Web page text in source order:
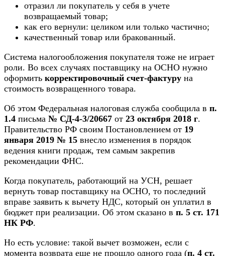
отразил ли покупатель у себя в учете
возвращаемый товар;
как его вернули: целиком или только частично;
качественный товар или бракованный.
Система налогообложения покупателя тоже не играет
роли. Во всех случаях поставщику на ОСНО нужно
оформить корректировочный счет-фактуру на
стоимость возвращенного товара.
Об этом Федеральная налоговая служба сообщила в п.
1.4 письма № СД-4-3/20667 от 23 октября 2018 г.
Правительство РФ своим Постановлением от 19
января 2019 № 15 внесло изменения в порядок
ведения книги продаж, тем самым закрепив
рекомендации ФНС.
Когда покупатель, работающий на УСН, решает
вернуть товар поставщику на ОСНО, то последний
вправе заявить к вычету НДС, который он уплатил в
бюджет при реализации. Об этом сказано в п. 5 ст. 171
НК РФ.
Но есть условие: такой вычет возможен, если с
момента возврата еще не прошло одного года (п. 4 ст.